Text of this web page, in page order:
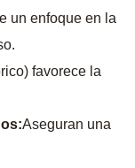
un enfoque en la
favorece la
Aseguran una